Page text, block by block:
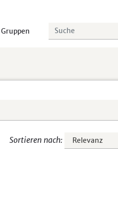
Gruppen
Sortieren nach